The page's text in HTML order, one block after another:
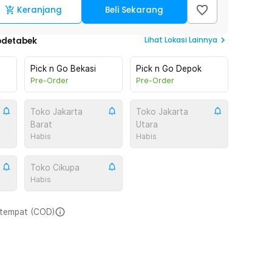
Keranjang Beli Sekarang
Lihat Lokasi Lainnya
Pick n Go Bekasi
Pre-Order
Pick n Go Depok
Pre-Order
Toko Jakarta
Barat
Habis
Toko Jakarta
Utara
Habis
Toko Cikupa
Habis
(COD)